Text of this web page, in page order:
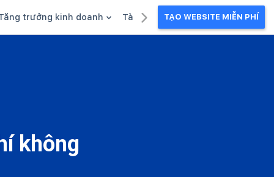
trưởng kinh doanh Tài liệu kinh doanhTẠO WEBSITE MIỄN PHÍ
không